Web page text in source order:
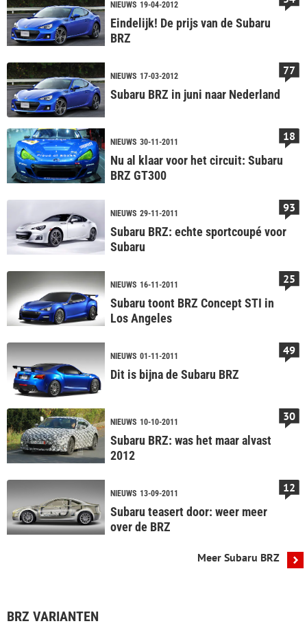
NIEUWS 19-04-2012
Eindelijk! De prijs van de Subaru
BRZ
NIEUWS 17-03-2012
Subaru BRZ in juni naar Nederland
77
NIEUWS 30-11-2011
Nu al klaar voor het circuit: Subaru
BRZ GT300
18
NIEUWS 29-11-2011
Subaru BRZ: echte sportcoupé voor
Subaru
93
NIEUWS 16-11-2011
Subaru toont BRZ Concept STI in
Los Angeles
25
NIEUWS 01-11-2011
Dit is bijna de Subaru BRZ
49
NIEUWS 10-10-2011
Subaru BRZ: was het maar alvast
2012
30
NIEUWS 13-09-2011
Subaru teasert door: weer meer
over de BRZ
12
Meer Subaru BRZ
BRZ VARIANTEN